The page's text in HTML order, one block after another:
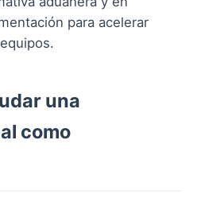
para acelerar
una
como